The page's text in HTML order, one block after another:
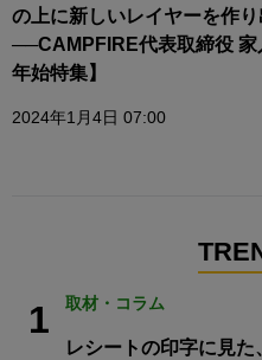
の上に新しいレイヤーを作
──CAMPFIRE代表取締役 家
年始特集】
2024年1月4日 07:00
1 取材・コラム
レシートの印字に見た